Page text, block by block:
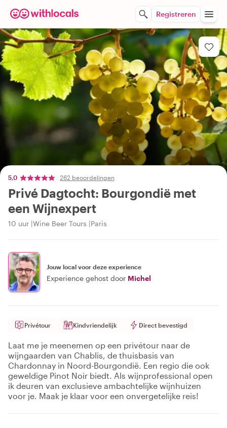
Registreren
5,0 262 beoordelingen
Privé Dagtocht: Bourgondië met
een Wijnexpert
10 uur Wine Beer Tours Paris
Jouw local voor deze experience
Experience gehost door Michel
Privétour Kindvriendelijk Direct bevestigd
Laat me je meenemen op een privétour naar de
wijngaarden van Chablis, de thuisbasis van
Chardonnay in Noord-Bourgondië. Een regio die ook
geweldige Pinot Noir biedt. Als wijnprofessional open
ik deuren van exclusieve ambachtelijke wijnhuizen
voor je. Maak je klaar voor een onvergetelijke reis!